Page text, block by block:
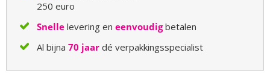
250 euro
Snelle levering en eenvoudigbetalen
Al bijna 70 jaar dé verpakkingsspecialist